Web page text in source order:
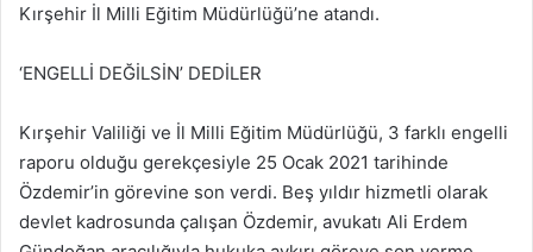
Kırşehir İl Milli Eğitim Müdürlüğü’ne atandı.
‘ENGELLİ DEĞİLSİN’ DEDİLER
Kırşehir Valiliği ve İl Milli Eğitim Müdürlüğü, 3 farklı engelli
raporu olduğu gerekçesiyle 25 Ocak 2021 tarihinde
Özdemir’in görevine son verdi. Beş yıldır hizmetli olarak
devlet kadrosunda çalışan Özdemir, avukatı Ali Erdem